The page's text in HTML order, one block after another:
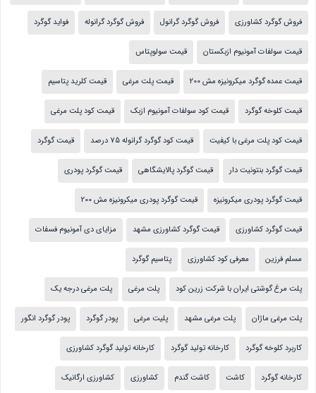
فروش گوگرد کشاورزی فروش گوگرد گرانول فروش گوگرد گرانوله فواید گوگرد
قیمت سولفات آمونیوم ازبکستان قیمت سولوپتاس
قیمت عمده گوگرد میکرونیزه مش 200 قیمت پلت مرغی قیمت کلرید پتاسیم
قیمت کلوخه گوگرد قیمت کود سولفات آمونیوم ازبک قیمت کود پلت مرغی
قیمت کود پلت مرغی با کیفیت قیمت کود گوگرد گرانوله 75 درصد قیمت گوگرد
قیمت گوگرد بنتونیت دار قیمت گوگرد پالایشگاهی قیمت گوگرد پودری
قیمت گوگرد پودری میکرونیزه قیمت گوگرد پودری میکرونیزه مش 200
قیمت گوگرد کشاورزی قیمت گوگرد کشاورزی مشهد مزایای دی آمونیوم فسفات
مسلم فرزین معرفی کود کشاورزی پتاسیم گوگرد
پلت مرغ گوشتی ایران با شرکت زرین کود پلت مرغی پلت مرغی درجه یک
پلت مرغی ماژان پلت مرغی مشهد پلیت مرغی پودر گوگرد پودر گوگرد انگور
کاربرد کلوخه گوگرد کارخانه تولید گوگرد کارخانه تولید گوگرد کشاورزی
کارخانه گوگرد کاشت کاشت گندم کشاورزی کشاورزی ارگانیک